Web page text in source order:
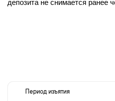
депозита не снимается ранее
Период изъятия